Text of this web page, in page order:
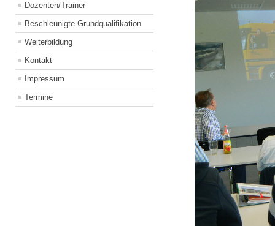
Dozenten/Trainer
Beschleunigte Grundqualifikation
Weiterbildung
Kontakt
Impressum
Termine